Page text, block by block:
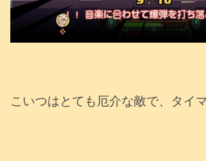
こいつはとても厄介な敵で、タイ